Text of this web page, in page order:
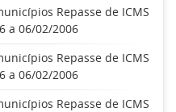
Repasse de ICMS
a 06/02/2006
Repasse de ICMS
a 06/02/2006
Repasse de ICMS